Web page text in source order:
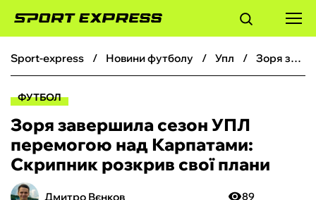
ФУТБОЛ
БОКС
ХОКЕЙ
sport-express новини футболу упл Зоря завершила сезон УПЛ перемогою над Карпатами: Скрипник розкрив свої плани
ФУТБОЛ
Зоря завершила сезон УПЛ
перемогою над Карпатами:
Скрипник розкрив свої плани
Дмитро Вєнков 89